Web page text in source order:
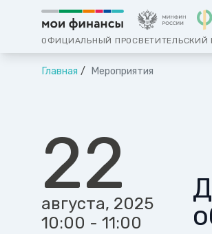
ОФИЦИАЛЬНЫЙ ПРОСВЕТИТЕЛЬСКИЙ
Главная Мероприятия
22
августа, 2025
10:00 - 11:00